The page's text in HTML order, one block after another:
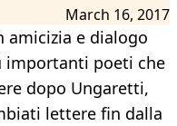
March 16, 2017
amicizia e dialogo
importanti poeti che
dopo Ungaretti,
lettere fin dalla